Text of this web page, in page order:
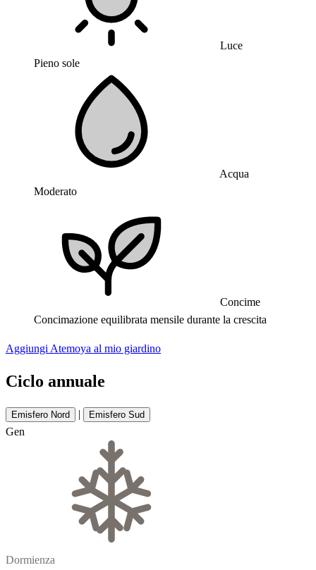
Luce
Pieno sole
Acqua
Moderato
Concime
Concimazione equilibrata mensile durante la crescita
Aggiungi Atemoya al mio giardino
Ciclo annuale
Emisfero Nord | Emisfero Sud
Gen
Dormienza